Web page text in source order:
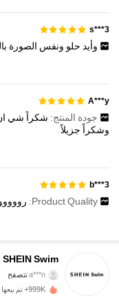
s***3
وأيد حلو ونفس الصورة
A***y
جودة المنتج: شكراً شي
وشكراً جزيلاً
b***3
Product Quality:
SHEIN Swim
a***n تتصفح
414K متابعون
999K+ تم بيعها مؤخرًا